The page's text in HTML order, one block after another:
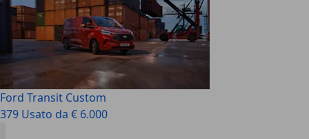
Ford Transit Custom
379 Usato da € 6.000